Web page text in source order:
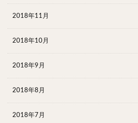
2018年11月
2018年10月
2018年9月
2018年8月
2018年7月